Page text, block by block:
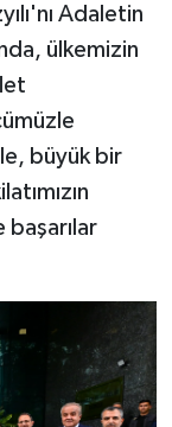
Adaletin
ülkemizin
büyük bir
başarılar